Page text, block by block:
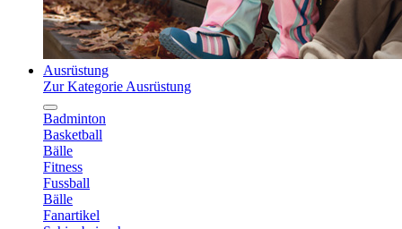
Ausrüstung
Zur Kategorie Ausrüstung
Badminton
Basketball
Bälle
Fitness
Fussball
Bälle
Fanartikel